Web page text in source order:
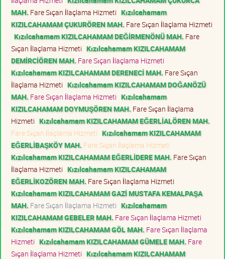
MAH. Fare Sıçan İlaçlama Hizmeti Kızılcahamam
KIZILCAHAMAM ÇUKURÖREN MAH. Fare Sıçan İlaçlama Hizmeti
Kızılcahamam KIZILCAHAMAM DEĞİRMENÖNÜ MAH. Fare
Sıçan İlaçlama Hizmeti Kızılcahamam KIZILCAHAMAM
DEMİRCİÖREN MAH. Fare Sıçan İlaçlama Hizmeti
Kızılcahamam KIZILCAHAMAM DERENECİ MAH. Fare Sıçan
İlaçlama Hizmeti Kızılcahamam KIZILCAHAMAM DOĞANÖZÜ
MAH. Fare Sıçan İlaçlama Hizmeti Kızılcahamam
KIZILCAHAMAM DOYMUŞÖREN MAH. Fare Sıçan İlaçlama
Hizmeti Kızılcahamam KIZILCAHAMAM EĞERLİALÖREN MAH.
Fare Sıçan İlaçlama Hizmeti Kızılcahamam KIZILCAHAMAM
EĞERLİBAŞKÖY MAH. Fare Sıçan İlaçlama Hizmeti
Kızılcahamam KIZILCAHAMAM EĞERLİDERE MAH. Fare Sıçan
İlaçlama Hizmeti Kızılcahamam KIZILCAHAMAM
EĞERLİKOZÖREN MAH. Fare Sıçan İlaçlama Hizmeti
Kızılcahamam KIZILCAHAMAM GAZİ MUSTAFA KEMALPAŞA
MAH. Fare Sıçan İlaçlama Hizmeti Kızılcahamam
KIZILCAHAMAM GEBELER MAH. Fare Sıçan İlaçlama Hizmeti
Kızılcahamam KIZILCAHAMAM GÖL MAH. Fare Sıçan İlaçlama
Hizmeti Kızılcahamam KIZILCAHAMAM GÜMELE MAH. Fare
Sıçan İlaçlama Hizmeti Kızılcahamam KIZILCAHAMAM